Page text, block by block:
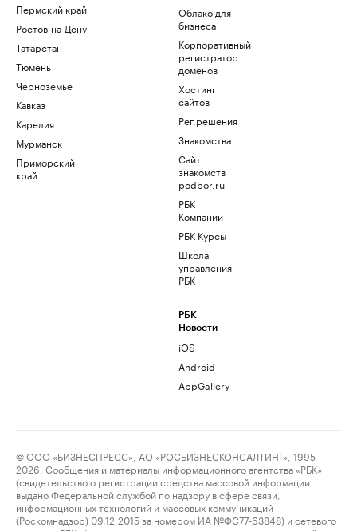
Пермский край
Ростов-на-Дону
Татарстан
Тюмень
Черноземье
Кавказ
Карелия
Мурманск
Приморский
край
Облако для
бизнеса
Корпоративный
регистратор
доменов
Хостинг
сайтов
Рег.решения
Знакомства
Сайт
знакомств
podbor.ru
РБК
Компании
РБК Курсы
Школа
управления
РБК
РБК
Новости
iOS
Android
AppGallery
© ООО «БИЗНЕСПРЕСС», АО «РОСБИЗНЕСКОНСАЛТИНГ», 1995–
2026. Сообщения и материалы информационного агентства «РБК»
(свидетельство о регистрации средства массовой информации
выдано Федеральной службой по надзору в сфере связи,
информационных технологий и массовых коммуникаций
(Роскомнадзор) 09.12.2015 за номером ИА №ФС77-63848) и сетевого